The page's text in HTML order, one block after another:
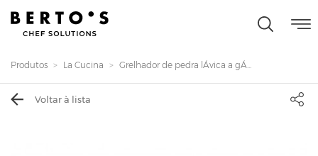
Produtos La Cucina Grelhador de pedra lÁvica a gÁ...
Voltar à lista